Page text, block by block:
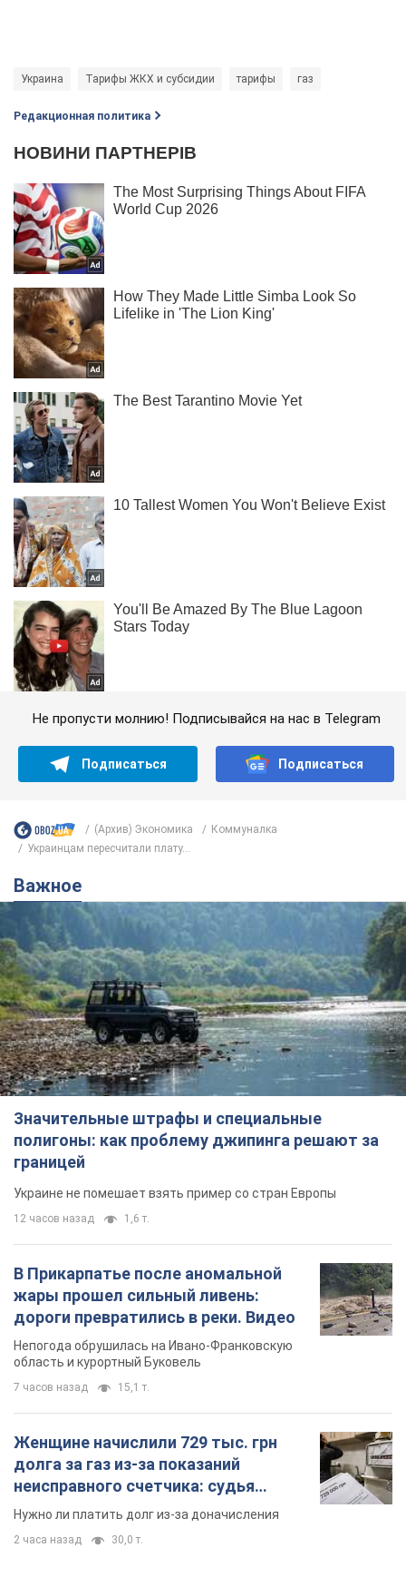
Украина Тарифы ЖКХ и субсидии тарифы газ
Редакционная политика
Не пропусти молнию! Подписывайся на нас в Telegram
Подписаться Подписаться
(Архив) Экономика
Коммуналка
Украинцам пересчитали плату...
Важное
Значительные штрафы и специальные
полигоны: как проблему джипинга решают за
границей
Украине не помешает взять пример со стран Европы
12 часов назад 1,6 т.
В Прикарпатье после аномальной
жары прошел сильный ливень:
дороги превратились в реки. Видео
Непогода обрушилась на Ивано-Франковскую
область и курортный Буковель
7 часов назад 15,1 т.
Женщине начислили 729 тыс. грн
долга за газ из-за показаний
неисправного счетчика: судья
вынес неожиданное решение
Нужно ли платить долг из-за доначисления
2 часа назад 30,0 т.